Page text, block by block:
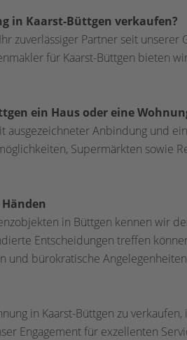
in Kaarst-Büttgen verkaufen?
zuverlässiger Partner seit
für Kaarst-Büttgen bieten
ein Haus oder eine
Anbindung und
Supermärkten
in Büttgen kennen wir
Entscheidungen treffen
und bürokratische
in Kaarst-Büttgen zu
Engagement für exzellenten